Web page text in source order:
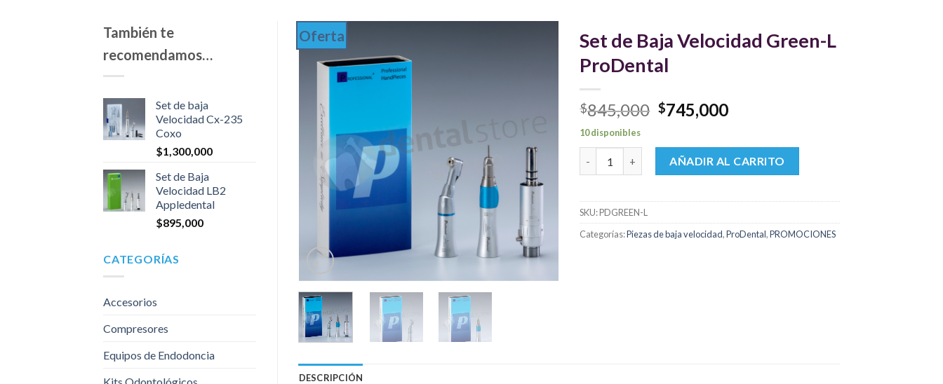
También te
recomendamos…
Set de baja
Velocidad Cx-235
Coxo
$1,300,000
Set de Baja
Velocidad LB2
Appledental
$895,000
CATEGORÍAS
Accesorios
Compresores
Equipos de Endodoncia
Oferta
Set de Baja Velocidad Green-L
ProDental
$845,000 El
precio
original
era:
$845,000.
$745,000El
actual
es:
$745,000.
10 disponibles
Set de Baja Velocidad Green-L ProDental cantidad
AÑADIR AL CARRITO
SKU:PDGREEN-L
Categorías:Piezas de baja velocidad,ProDental,PROMOCIONES
DESCRIPCIÓN